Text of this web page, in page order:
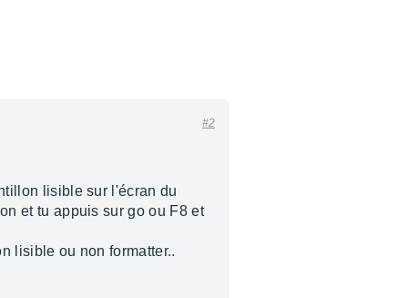
#2
lisible sur l'écran du
et tu appuis sur go ou F8 et
lisible ou non formatter..